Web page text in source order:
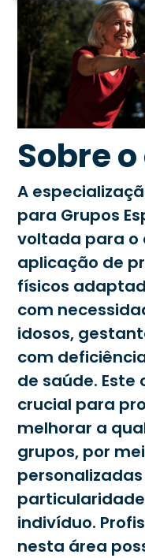
Sobre
A
para Grupos
voltada para o
aplicação de
físicos
com
idosos,
com
de saúde.
crucial para
melhorar a
grupos, por
indivíduo.
nesta área